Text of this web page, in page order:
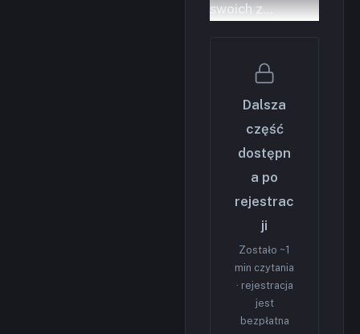
swoich z…
Dalsza
część
dostępn
a po
rejestrac
ji
Zostało ~1
min czytania
· rejestracja
jest
bezpłatna